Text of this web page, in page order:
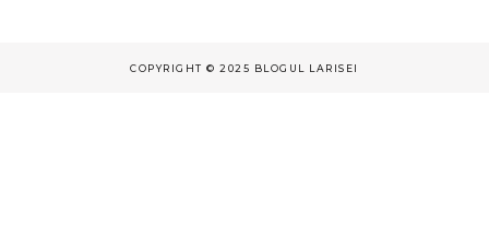
COPYRIGHT © 2025 BLOGUL LARISEI